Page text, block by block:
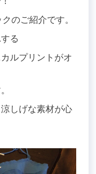
のご紹介です。
る
ルプリントがオ
しげな素材が心